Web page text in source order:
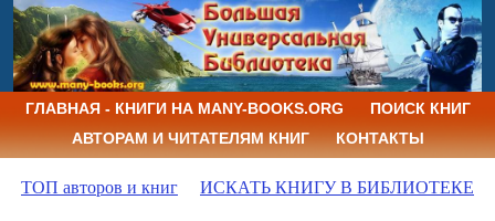
ГЛАВНАЯ - КНИГИ НА MANY-BOOKS.ORG
ПОИСК КНИГ
АВТОРАМ И ЧИТАТЕЛЯМ КНИГ
КОНТАКТЫ
ТОП авторов и книг ИСКАТЬ КНИГУ В БИБЛИОТЕКЕ